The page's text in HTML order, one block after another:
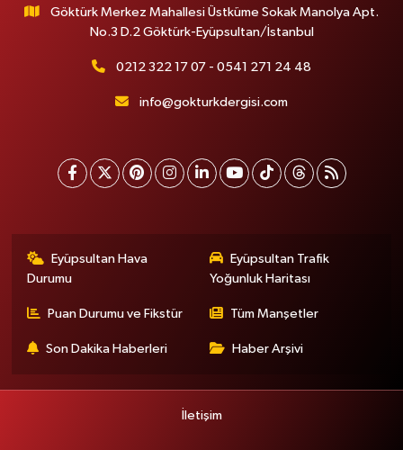
Göktürk Merkez Mahallesi Üstküme Sokak Manolya Apt.
No.3 D.2 Göktürk-Eyüpsultan/İstanbul
0212 322 17 07 - 0541 271 24 48
info@gokturkdergisi.com
Eyüpsultan Hava
Durumu
Eyüpsultan Trafik
Yoğunluk Haritası
Puan Durumu ve Fikstür Tüm Manşetler
Son Dakika Haberleri Haber Arşivi
İletişim